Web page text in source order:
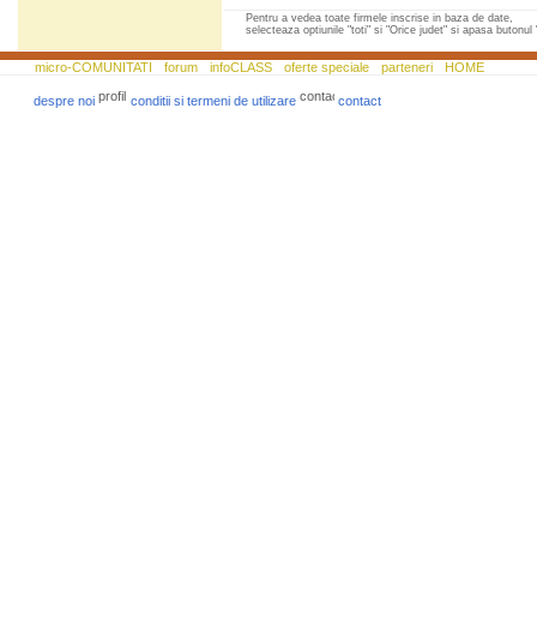
Pentru a vedea toate firmele inscrise in baza de date,
selecteaza optiunile "toti" si "Orice judet" si apasa butonul
micro-COMUNITATI forum infoCLASS oferte speciale parteneri HOME
despre noi conditii si termeni de utilizare contact